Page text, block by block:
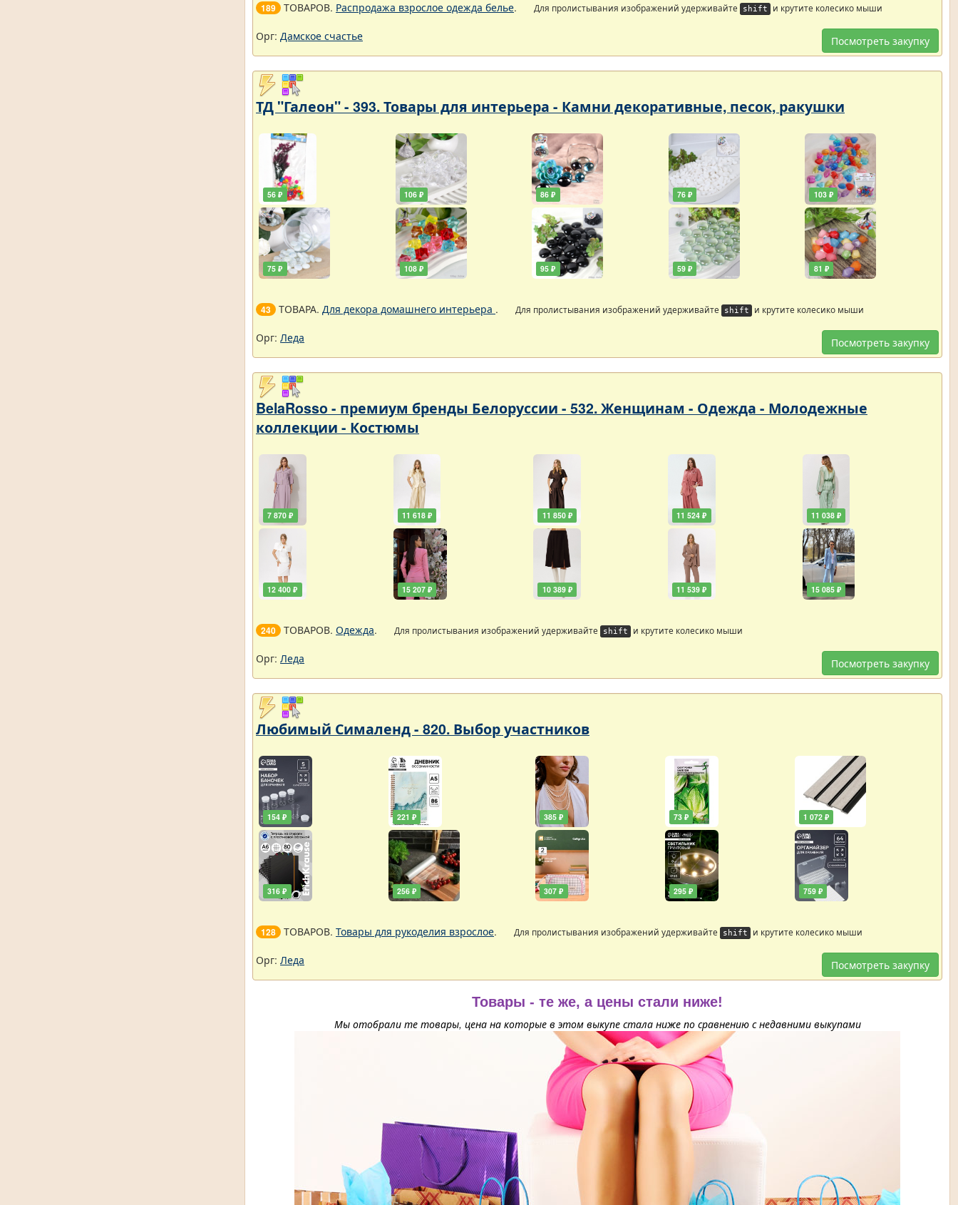
189 ТОВАРОВ. Распродажа взрослое одежда белье. Для пролистывания изображений удерживайте shift и крутите колесико мыши
Посмотреть закупку
Орг: Дамское счастье
ТД "Галеон" - 393. Товары для интерьера - Камни декоративные, песок, ракушки
56 ₽
75 ₽
106 ₽
108 ₽
86 ₽
95 ₽
76 ₽
59 ₽
103 ₽
81 ₽
43 ТОВАРА. Для декора домашнего интерьера . Для пролистывания изображений удерживайте shift и крутите колесико мыши
Посмотреть закупку
Орг: Леда
BelaRosso - премиум бренды Белоруссии - 532. Женщинам - Одежда - Молодежные
коллекции - Костюмы
7 870 ₽
12 400 ₽
11 618 ₽
15 207 ₽
11 850 ₽
10 389 ₽
11 524 ₽
11 539 ₽
11 038 ₽
15 085 ₽
240 ТОВАРОВ. Одежда. Для пролистывания изображений удерживайте shift и крутите колесико мыши
Посмотреть закупку
Орг: Леда
Любимый Сималенд - 820. Выбор участников
154 ₽
316 ₽
221 ₽
256 ₽
385 ₽
307 ₽
73 ₽
295 ₽
1 072 ₽
759 ₽
128 ТОВАРОВ. Товары для рукоделия взрослое. Для пролистывания изображений удерживайте shift и крутите колесико мыши
Посмотреть закупку
Орг: Леда
Товары - те же, а цены стали ниже!
Мы отобрали те товары, цена на которые в этом выкупе стала ниже по сравнению с недавними выкупами